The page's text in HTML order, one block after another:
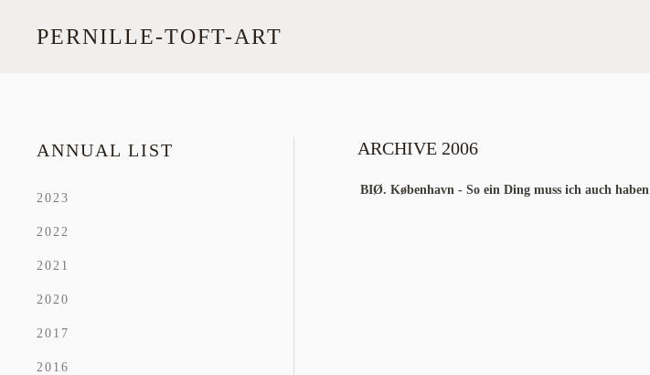
Skip
PERNILLE-TOFT-ART
ARCHIVE 2006
BIØ. København - So ein Ding muss ich auch haben
ANNUAL LIST
2023
2022
2021
2020
2017
2016